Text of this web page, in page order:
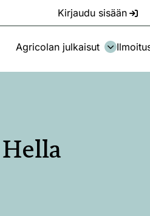
Kirjaudu sisään
Agricolan julkaisut